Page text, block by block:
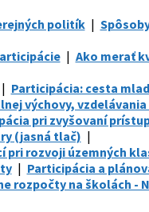
politík
Ako merať
Participácia: cesta
výchovy,
pri zvyšovaní
(jasná tlač)
pri rozvoji územných
Participácia a
rozpočty na školách -